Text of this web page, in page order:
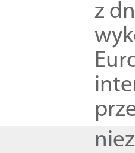
z